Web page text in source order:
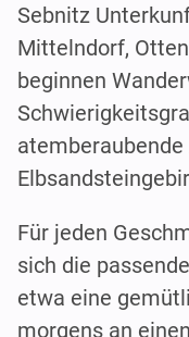
Sebnitz
Mittelndorf,
beginnen
Für jeden
sich die
etwa eine
morgens an